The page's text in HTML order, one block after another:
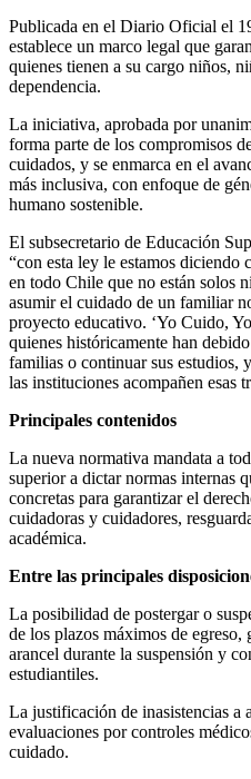
Publicada en el Diario Oficial el
establece un marco legal que
quienes tienen a su cargo niños,
dependencia.
La iniciativa, aprobada por
forma parte de los compromisos
cuidados, y se enmarca en el
más inclusiva, con enfoque de
humano sostenible.
El subsecretario de Educación
“con esta ley le estamos diciendo
en todo Chile que no están solos
asumir el cuidado de un familiar
proyecto educativo. ‘Yo Cuido,
quienes históricamente han
familias o continuar sus estudios,
las instituciones acompañen esas
Principales contenidos
La nueva normativa mandata a
superior a dictar normas internas
concretas para garantizar el
cuidadoras y cuidadores,
académica.
Entre las principales
La posibilidad de postergar o
de los plazos máximos de
arancel durante la suspensión y
estudiantiles.
La justificación de inasistencias a
evaluaciones por controles
cuidado.